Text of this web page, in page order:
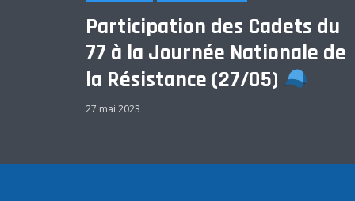
Participation des Cadets du
77 à la Journée Nationale de
la Résistance (27/05)
27 mai 2023